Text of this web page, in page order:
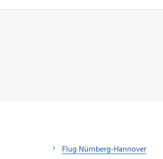
Flug Nürnberg-Hannover